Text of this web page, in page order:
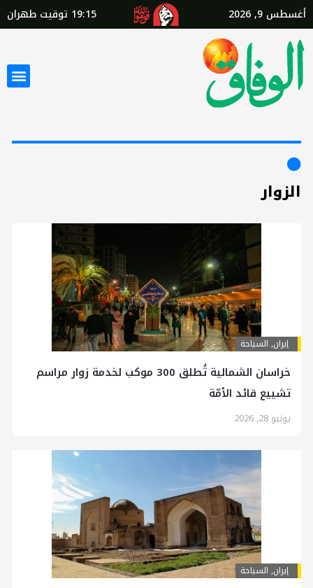
أغسطس 9, 2026 19:15 توقيت طهران
الزوار
إيران, السياحة
خراسان الشمالية تُطلق 300 موكب لخدمة زوار مراسم
تشييع قائد الأمّة
يونيو 28, 2026
إيران, السياحة